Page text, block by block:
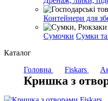
Контейнери для
Сумочки Сумки та
Каталог
Головна
Fiskars
Кришка з